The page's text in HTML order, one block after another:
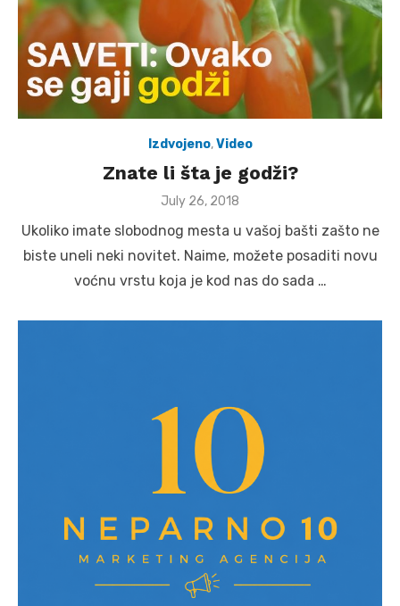
Izdvojeno,Video
Znate li šta je godži?
Posted
July 26, 2018
Ukoliko imate slobodnog mesta u vašoj bašti zašto ne
biste uneli neki novitet. Naime, možete posaditi novu
voćnu vrstu koja je kod nas do sada …